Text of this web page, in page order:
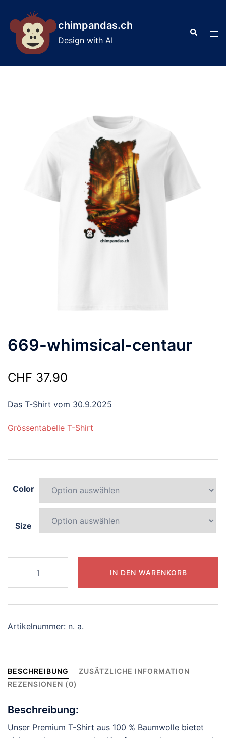
content
chimpandas.ch
Design with AI
Search
669-whimsical-centaur
CHF 37.90
Das T-Shirt vom 30.9.2025
Grössentabelle T-Shirt
Color
Size
whimsical-
centaur
Menge
IN DEN WARENKORB
Artikelnummer: n. a.
BESCHREIBUNG
ZUSÄTZLICHE INFORMATION
REZENSIONEN (0)
Beschreibung:
Unser Premium T-Shirt aus 100 % Baumwolle bietet